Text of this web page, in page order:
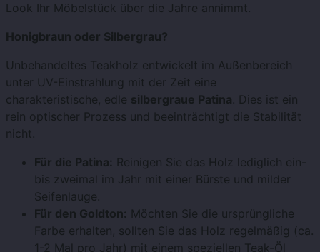
Look Ihr Möbelstück über die Jahre annimmt.
Honigbraun oder Silbergrau?
Unbehandeltes Teakholz entwickelt im Außenbereich
unter UV-Einstrahlung mit der Zeit eine
charakteristische, edle silbergraue Patina. Dies ist ein
rein optischer Prozess und beeinträchtigt die Stabilität
nicht.
Für die Patina: Reinigen Sie das Holz lediglich ein-
bis zweimal im Jahr mit einer Bürste und milder
Seifenlauge.
Für den Goldton: Möchten Sie die ursprüngliche
Farbe erhalten, sollten Sie das Holz regelmäßig (ca.
1-2 Mal pro Jahr) mit einem speziellen Teak-Öl